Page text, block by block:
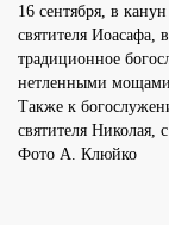
16 сентября, в
святителя Иоасафа,
традиционное
нетленными мощами
Также к
святителя Николая,
Фото А. Клюйко